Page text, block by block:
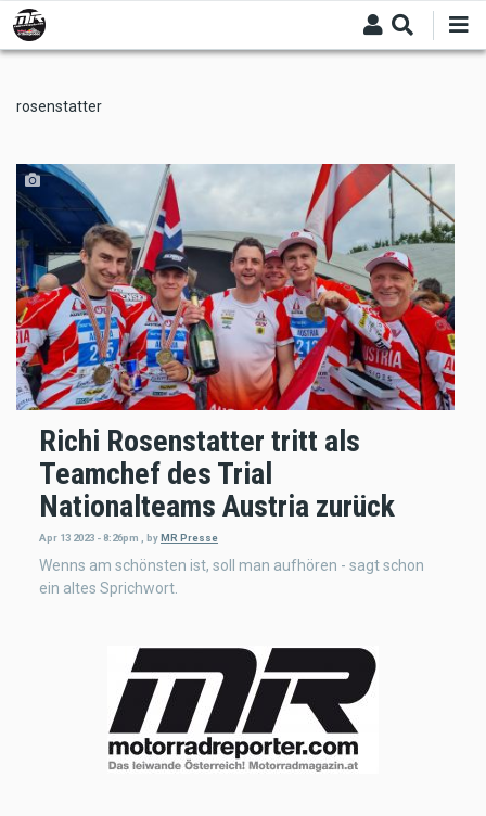
Skip
to
main
rosenstatter
Richi Rosenstatter tritt als
Teamchef des Trial
Nationalteams Austria zurück
Apr 13 2023 - 8:26pm , by MR Presse
Wenns am schönsten ist, soll man aufhören - sagt schon
ein altes Sprichwort.